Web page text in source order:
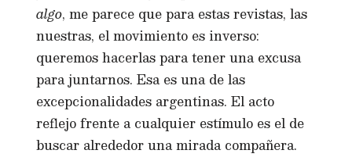
algo, me parece que para estas revistas, las
nuestras, el movimiento es inverso:
queremos hacerlas para tener una excusa
para juntarnos. Esa es una de las
excepcionalidades argentinas. El acto
reflejo frente a cualquier estímulo es el de
buscar alrededor una mirada compañera.